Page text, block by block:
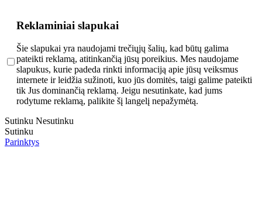
Reklaminiai slapukai
Šie slapukai yra naudojami trečiųjų šalių, kad būtų galima
pateikti reklamą, atitinkančią jūsų poreikius. Mes naudojame
slapukus, kurie padeda rinkti informaciją apie jūsų veiksmus
internete ir leidžia sužinoti, kuo jūs domitės, taigi galime pateikti
tik Jus dominančią reklamą. Jeigu nesutinkate, kad jums
rodytume reklamą, palikite šį langelį nepažymėtą.
Sutinku Nesutinku
Sutinku
Parinktys